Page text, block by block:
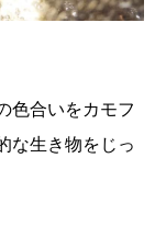
色合いをカモフ
な生き物をじっ